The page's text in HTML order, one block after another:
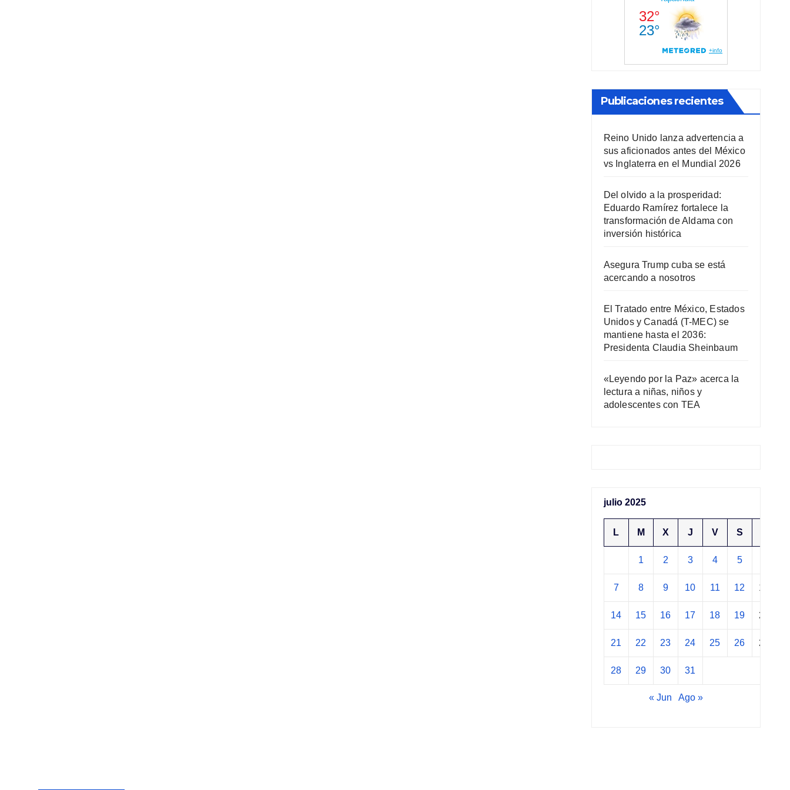
Publicaciones recientes
Reino Unido lanza advertencia a
sus aficionados antes del México
vs Inglaterra en el Mundial 2026
Del olvido a la prosperidad:
Eduardo Ramírez fortalece la
transformación de Aldama con
inversión histórica
Asegura Trump cuba se está
acercando a nosotros
El Tratado entre México, Estados
Unidos y Canadá (T-MEC) se
mantiene hasta el 2036:
Presidenta Claudia Sheinbaum
«Leyendo por la Paz» acerca la
lectura a niñas, niños y
adolescentes con TEA
julio 2025
L M X J V S
1 2 3 4 5
7 8 9 10 11 12 13
14 15 16 17 18 19 20
21 22 23 24 25 26 27
28 29 30 31
« Jun Ago »